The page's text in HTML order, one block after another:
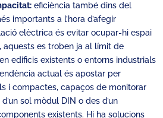
eficiència també dins del
importants a l’hora d’afegir
elèctrica és evitar ocupar-hi espai
aquests es troben ja al límit de
edificis existents o entorns industrials
actual és apostar per
i compactes, capaços de monitorar
sol mòdul DIN o des d’un
existents. Hi ha solucions